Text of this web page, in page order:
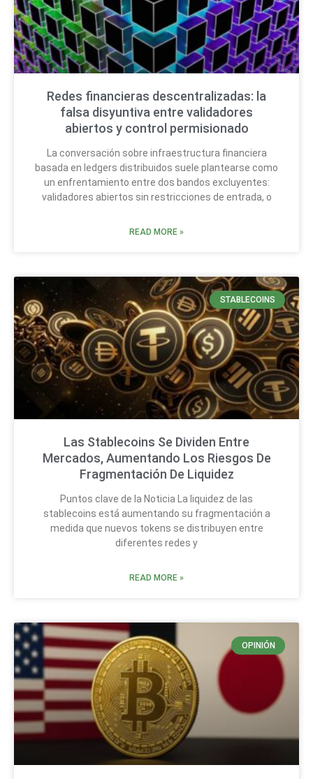
Redes financieras descentralizadas: la
falsa disyuntiva entre validadores
abiertos y control permisionado
La conversación sobre infraestructura financiera
basada en ledgers distribuidos suele plantearse como
un enfrentamiento entre dos bandos excluyentes:
validadores abiertos sin restricciones de entrada, o
READ MORE »
STABLECOINS
Las Stablecoins Se Dividen Entre
Mercados, Aumentando Los Riesgos De
Fragmentación De Liquidez
Puntos clave de la Noticia La liquidez de las
stablecoins está aumentando su fragmentación a
medida que nuevos tokens se distribuyen entre
diferentes redes y
READ MORE »
OPINIÓN